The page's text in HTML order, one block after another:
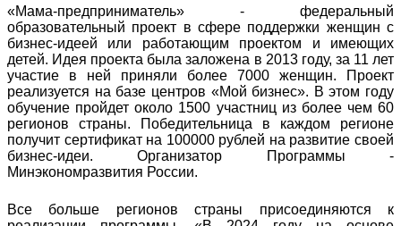
«Мама-предприниматель» - федеральный
образовательный проект в сфере поддержки женщин с
бизнес-идеей или работающим проектом и имеющих
детей. Идея проекта была заложена в 2013 году, за 11 лет
участие в ней приняли более 7000 женщин. Проект
реализуется на базе центров «Мой бизнес». В этом году
обучение пройдет около 1500 участниц из более чем 60
регионов страны. Победительница в каждом регионе
получит сертификат на 100000 рублей на развитие своей
бизнес-идеи. Организатор Программы -
Минэкономразвития России.
Все больше регионов страны присоединяются к